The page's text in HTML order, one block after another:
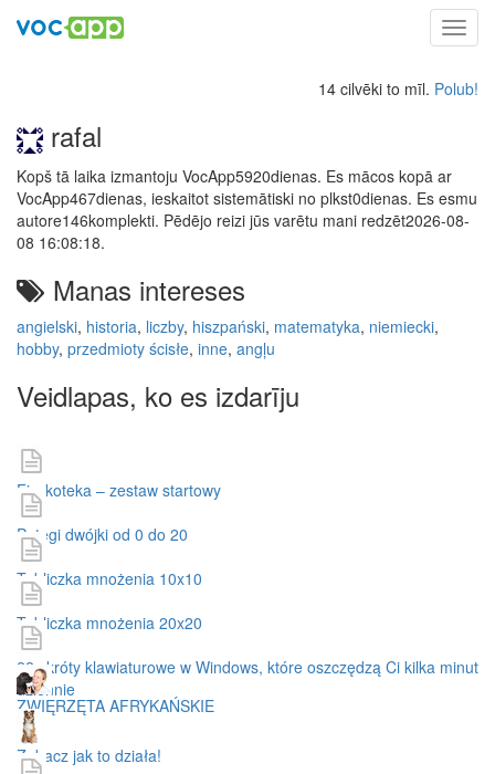
14 cilvēki to mīl. Polub!
rafal
Kopš tā laika izmantoju VocApp5920dienas. Es mācos kopā ar
VocApp467dienas, ieskaitot sistemātiski no plkst0dienas. Es esmu
autore146komplekti. Pēdējo reizi jūs varētu mani redzēt2026-08-
08 16:08:18.
Manas intereses
angielski, historia, liczby, hiszpański, matematyka, niemiecki,
hobby, przedmioty ścisłe, inne, angļu
Veidlapas, ko es izdarīju
Fiszkoteka – zestaw startowy
Potęgi dwójki od 0 do 20
Tabliczka mnożenia 10x10
Tabliczka mnożenia 20x20
22 skróty klawiaturowe w Windows, które oszczędzą Ci kilka minut
dziennie
ZWIĘRZĘTA AFRYKAŃSKIE
Zobacz jak to działa!